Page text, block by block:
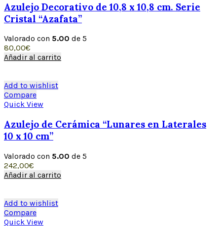
Azulejo Decorativo de 10,8 x 10,8 cm. Serie
Cristal “Azafata”
Valorado con 5.00 de 5
80,00€
Añadir al carrito
Add to wishlist
Compare
Quick View
Azulejo de Cerámica “Lunares en Laterales
10 x 10 cm”
Valorado con 5.00 de 5
242,00€
Añadir al carrito
Add to wishlist
Compare
Quick View